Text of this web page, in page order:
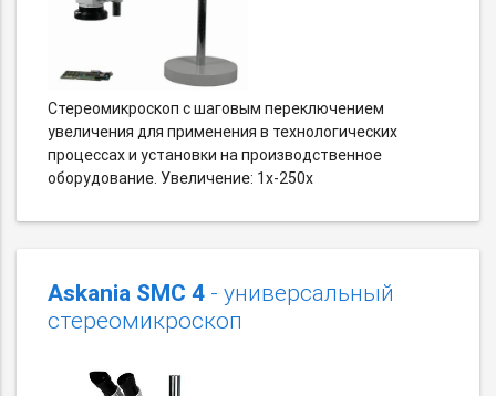
Стереомикроскоп с шаговым переключением
увеличения для применения в технологических
процессах и установки на производственное
оборудование. Увеличение: 1х-250х
Askania SMC 4 - универсальный
стереомикроскоп